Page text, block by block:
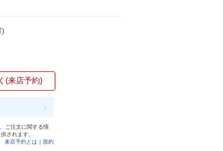
)
(来店予約)
ご注文に関する情
されます。
来店予約とは ｜規約